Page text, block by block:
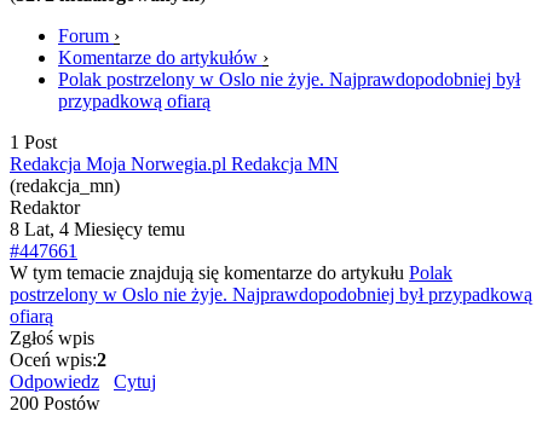
Forum ›
Komentarze do artykułów ›
Polak postrzelony w Oslo nie żyje. Najprawdopodobniej był
przypadkową ofiarą
1 Post
Redakcja Moja Norwegia.pl Redakcja MN
(redakcja_mn)
Redaktor
8 Lat, 4 Miesięcy temu
#447661
W tym temacie znajdują się komentarze do artykułu Polak
postrzelony w Oslo nie żyje. Najprawdopodobniej był przypadkową
ofiarą
Zgłoś wpis
Oceń wpis:2
Odpowiedz
Cytuj
200 Postów